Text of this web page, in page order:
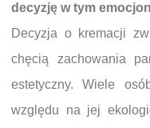
decyzję w tym
Decyzja o kremacji
chęcią zachowania
estetyczny. Wiele
względu na jej